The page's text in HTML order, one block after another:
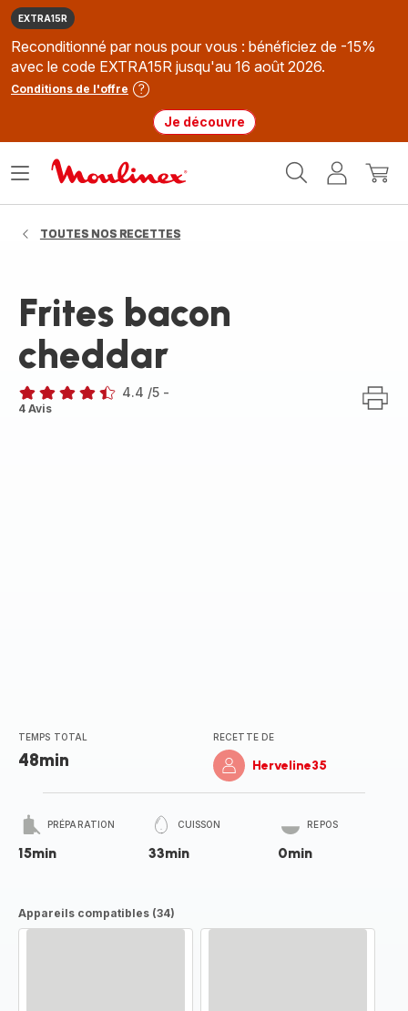
EXTRA15R
Reconditionné par nous pour vous : bénéficiez de -15%
avec le code EXTRA15R jusqu'au 16 août 2026.
Conditions de l'offre
Je découvre
MonMon
Ouvrir
TOUTES NOS RECETTES
Frites bacon
cheddar
ratings.4.4
4.4 /5 -
4 Avis
TEMPS TOTAL
48min
RECETTE DE
Herveline35
PRÉPARATION
15min
CUISSON
33min
REPOS
0min
Appareils compatibles (34)